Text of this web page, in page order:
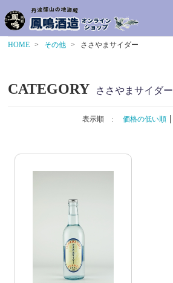
HOME その他 ささやまサイダー
CATEGORY ささやまサイダー
表示順 : 価格の低い順